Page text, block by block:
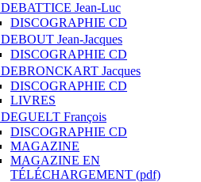
DEBATTICE Jean-Luc
DISCOGRAPHIE CD
DEBOUT Jean-Jacques
DISCOGRAPHIE CD
DEBRONCKART Jacques
DISCOGRAPHIE CD
LIVRES
DEGUELT François
DISCOGRAPHIE CD
MAGAZINE
MAGAZINE EN
TÉLÉCHARGEMENT (pdf)